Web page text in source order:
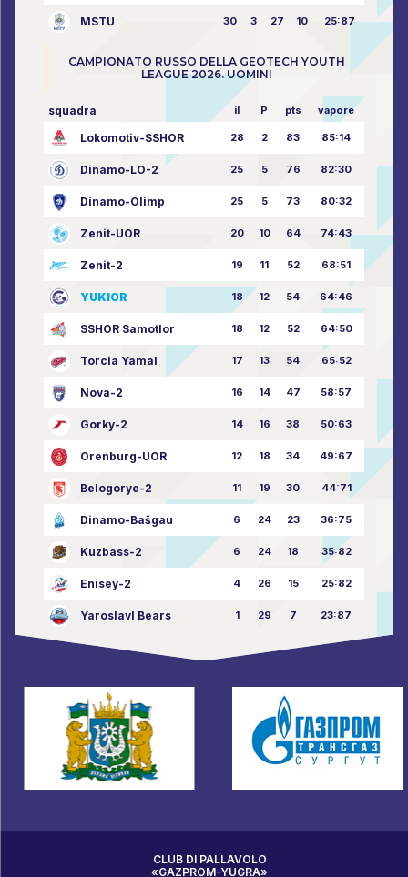
MSTU 30 3 27 10 25:87
CAMPIONATO RUSSO DELLA GEOTECH YOUTH
LEAGUE 2026. UOMINI
squadra il P pts vapore
Lokomotiv-SSHOR 28 2 83 85:14
Dinamo-LO-2 25 5 76 82:30
Dinamo-Olimp 25 5 73 80:32
Zenit-UOR 20 10 64 74:43
Zenit-2 19 11 52 68:51
YUKIOR 18 12 54 64:46
SSHOR Samotlor 18 12 52 64:50
Torcia Yamal 17 13 54 65:52
Nova-2 16 14 47 58:57
Gorky-2 14 16 38 50:63
Orenburg-UOR 12 18 34 49:67
Belogorye-2 11 19 30 44:71
Dinamo-Bašgau 6 24 23 36:75
Kuzbass-2 6 24 18 35:82
Enisey-2 4 26 15 25:82
Yaroslavl Bears 1 29 7 23:87
CLUB DI PALLAVOLO
«GAZPROM-YUGRA»